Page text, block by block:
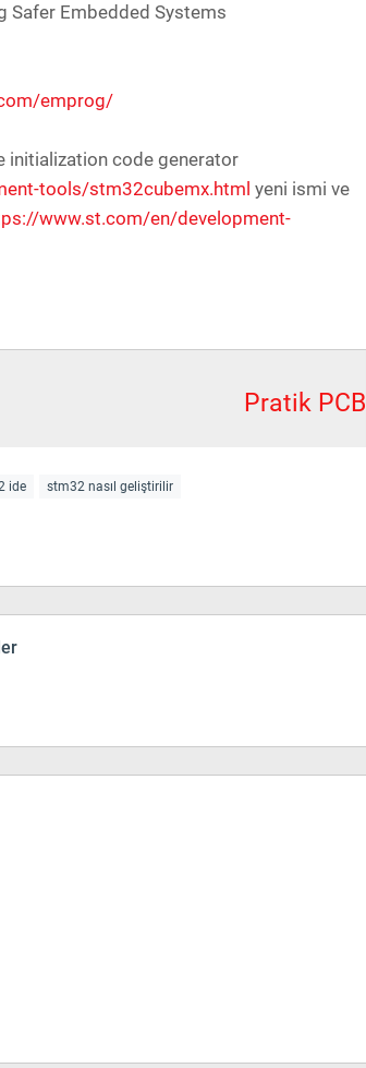
Safer Embedded Systems
emprog/
initialization code generator
tools/stm32cubemx.html yeni ismi ve
www.st.com/en/development-
Pratik PCB
ide stm32 nasıl geliştirilir